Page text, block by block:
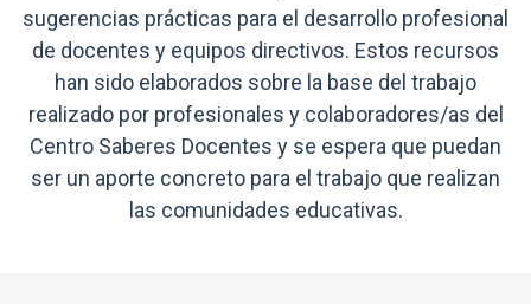
Aulas virtuales
sugerencias prácticas para el desarrollo profesional
de docentes y equipos directivos. Estos recursos
han sido elaborados sobre la base del trabajo
realizado por profesionales y colaboradores/as del
Centro Saberes Docentes y se espera que puedan
ser un aporte concreto para el trabajo que realizan
las comunidades educativas.